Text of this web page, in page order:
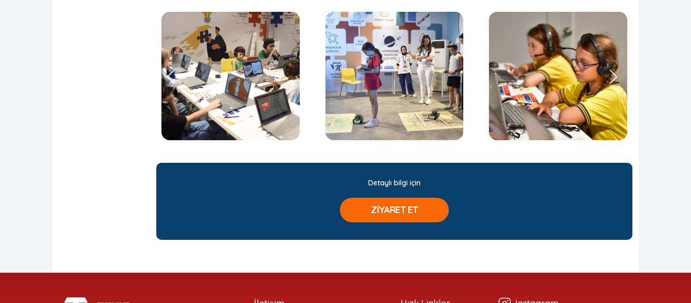
Detaylı bilgi için
ZİYARET ET